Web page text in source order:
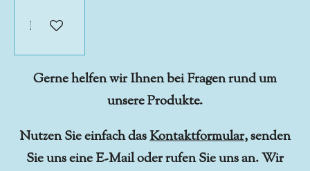
In den Warenkorb
Gerne helfen wir Ihnen bei Fragen rund um
unsere Produkte.
Nutzen Sie einfach dasKontaktformular, senden
Sie uns eine E-Mail oder rufen Sie uns an. Wir